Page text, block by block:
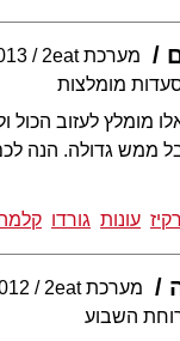
מערכת 2eat
מומלצות
מומלץ לעזוב
ממש גדולה. הנה
עונות גורדו
מערכת 2eat
השבוע